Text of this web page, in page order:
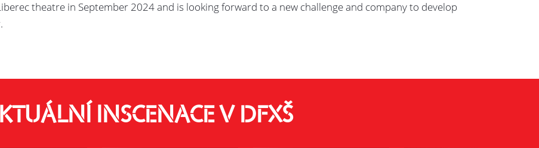
theatre in September 2024 and is looking forward to a new challenge and company to develop
INSCENACE V DFXŠ